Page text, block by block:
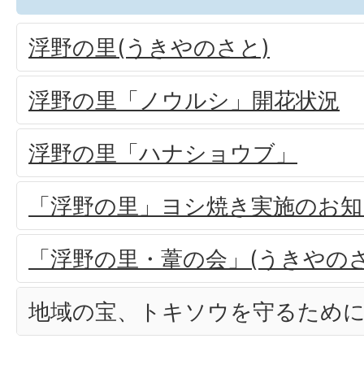
浮野の里(うきやのさと)
浮野の里「ノウルシ」開花状況
浮野の里「ハナショウブ」
「浮野の里」ヨシ焼き実施のお
「浮野の里・葦の会」(うきや
地域の宝、トキソウを守るため